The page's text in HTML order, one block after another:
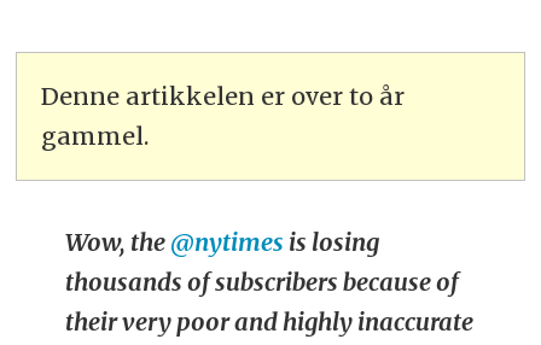
Denne artikkelen er over to år
gammel.
Wow, the @nytimes is losing
thousands of subscribers because of
their very poor and highly inaccurate